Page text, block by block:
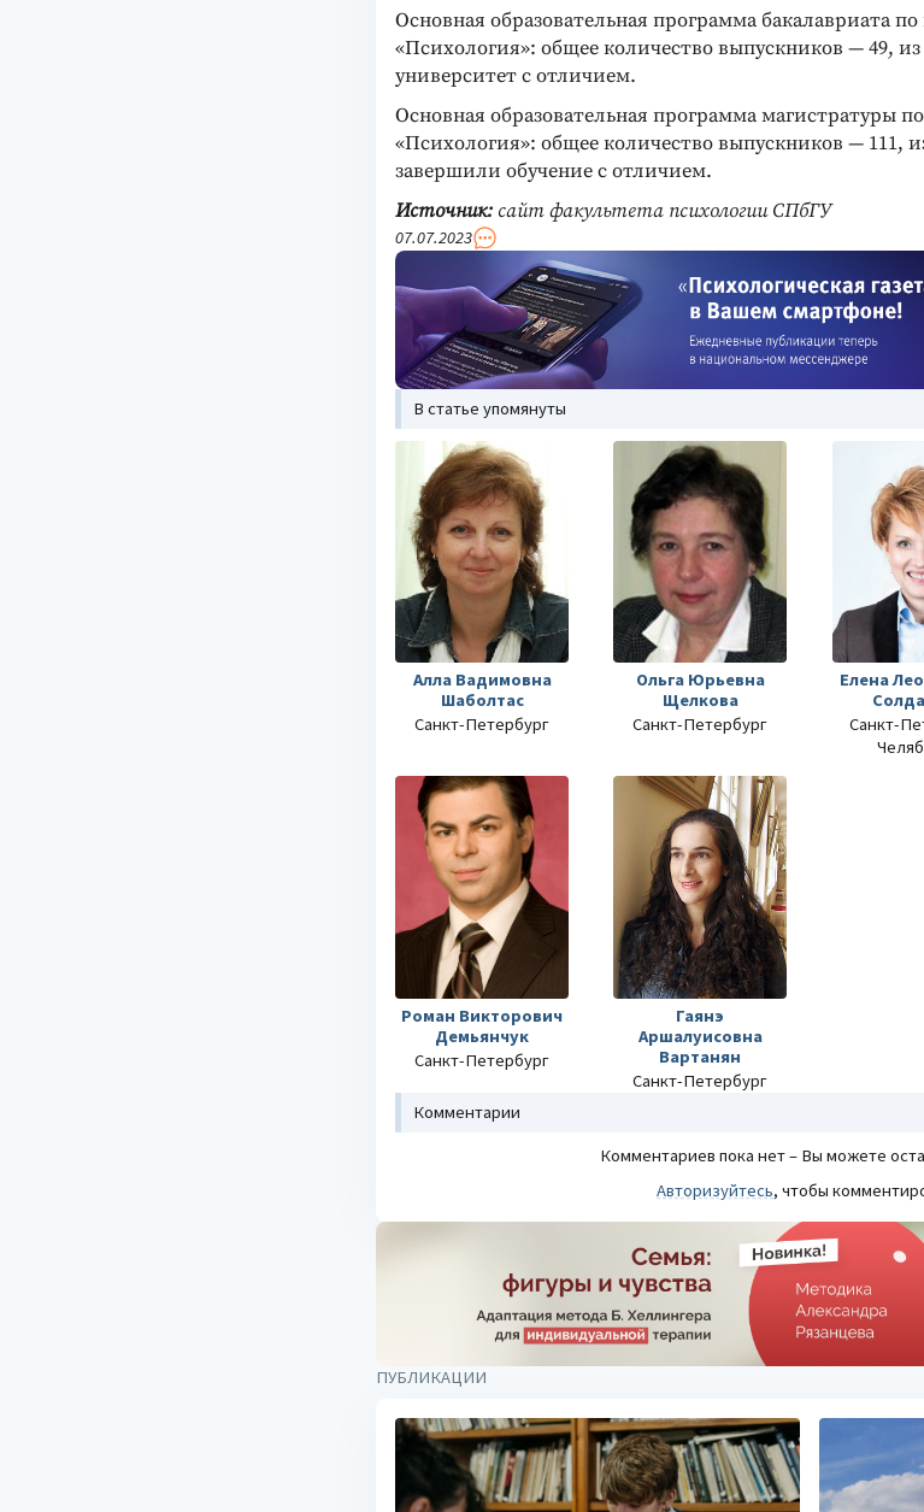
Основная образовательная программа бакалавриата
«Психология»: общее количество выпускников — 49,
университет с отличием.
Основная образовательная программа магистратуры
«Психология»: общее количество выпускников — 111,
завершили обучение с отличием.
Источник: сайт факультета психологии СПбГУ
07.07.2023
В статье упомянуты
Алла Вадимовна
Шаболтас
Санкт-Петербург
Ольга Юрьевна
Щелкова
Санкт-Петербург
Елена
Санкт-
Роман Викторович
Демьянчук
Санкт-Петербург
Гаянэ
Аршалуисовна
Вартанян
Санкт-Петербург
Комментарии
Комментариев пока нет – Вы можете
Авторизуйтесь, чтобы
ПУБЛИКАЦИИ